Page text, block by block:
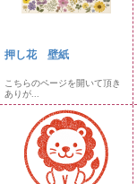
押し花 壁紙
こちらのページを開いて頂き
ありが...